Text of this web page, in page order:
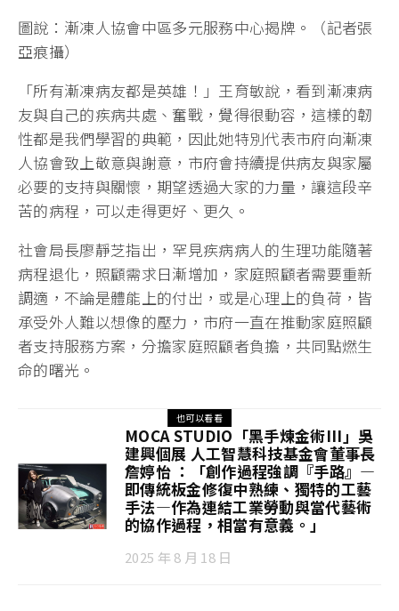
圖說：漸凍人協會中區多元服務中心揭牌。（記者張
亞痕攝）
「所有漸凍病友都是英雄！」王育敏說，看到漸凍病
友與自己的疾病共處、奮戰，覺得很動容，這樣的韌
性都是我們學習的典範，因此她特別代表市府向漸凍
人協會致上敬意與謝意，市府會持續提供病友與家屬
必要的支持與關懷，期望透過大家的力量，讓這段辛
苦的病程，可以走得更好、更久。
社會局長廖靜芝指出，罕見疾病病人的生理功能隨著
病程退化，照顧需求日漸增加，家庭照顧者需要重新
調適，不論是體能上的付出，或是心理上的負荷，皆
承受外人難以想像的壓力，市府一直在推動家庭照顧
者支持服務方案，分擔家庭照顧者負擔，共同點燃生
命的曙光。
也可以看看
MOCA STUDIO「黑手煉金術III」吳
建興個展 人工智慧科技基金會董事長
詹婷怡 ：「創作過程強調『手路』—
即傳統板金修復中熟練、獨特的工藝
手法—作為連結工業勞動與當代藝術
的協作過程，相當有意義。」
2025 年 8 月 18 日